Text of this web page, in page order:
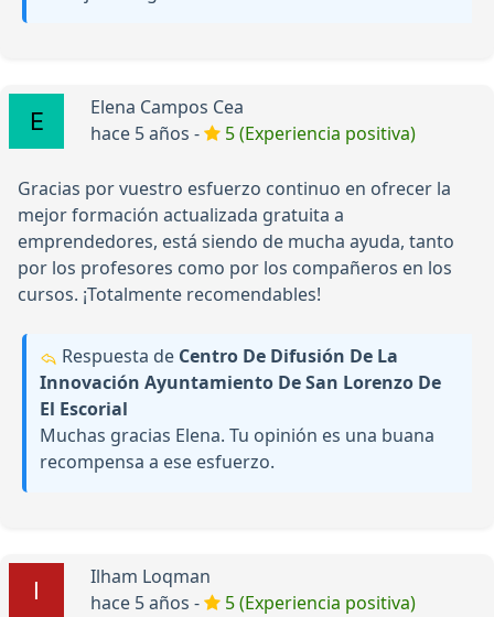
Elena Campos Cea
hace 5 años -
5 (Experiencia positiva)
Gracias por vuestro esfuerzo continuo en ofrecer la
mejor formación actualizada gratuita a
emprendedores, está siendo de mucha ayuda, tanto
por los profesores como por los compañeros en los
cursos. ¡Totalmente recomendables!
Respuesta de Centro De Difusión De La
Innovación Ayuntamiento De San Lorenzo De
El Escorial
Muchas gracias Elena. Tu opinión es una buana
recompensa a ese esfuerzo.
Ilham Loqman
hace 5 años -
5 (Experiencia positiva)